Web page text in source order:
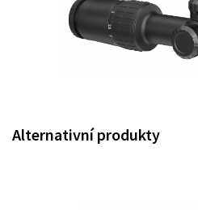
Alternativní produkty